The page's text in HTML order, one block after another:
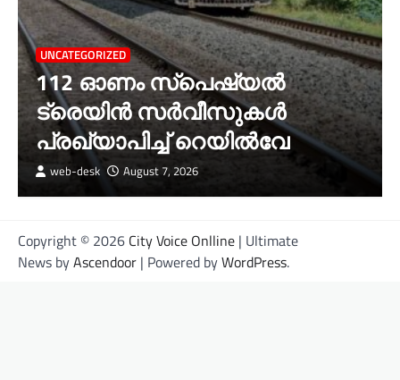
UNCATEGORIZED
112 ഓണം സ്പെഷ്യൽ
ട്രെയിൻ സർവീസുകൾ
പ്രഖ്യാപിച്ച് റെയിൽവേ
web-desk August 7, 2026
Copyright © 2026 City Voice Onlline | Ultimate
News byAscendoor | Powered byWordPress.